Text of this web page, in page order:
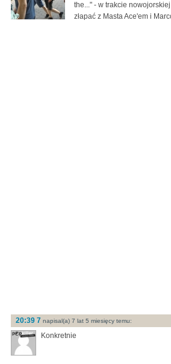
the..." - w trakcie
złapać z Masta Ace'em i
20:39 7 napisal(a) 7 lat 5 miesięcy temu:
Konkretnie